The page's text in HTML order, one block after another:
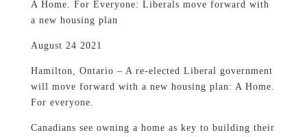
A Home. For Everyone: Liberals move forward with
a new housing plan
August 24 2021
Hamilton, Ontario – A re-elected Liberal government
will move forward with a new housing plan: A Home.
For everyone.
Canadians see owning a home as key to building their